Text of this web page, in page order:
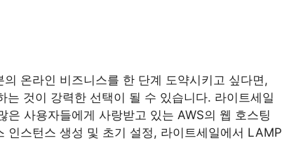
온라인 비즈니스를 한 단계 도약시키고 싶다면,
것이 강력한 선택이 될 수 있습니다. 라이트세일
사용자들에게 사랑받고 있는 AWS의 웹 호스팅
인스턴스 생성 및 초기 설정, 라이트세일에서 LAMP